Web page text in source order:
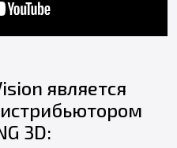
является
3D: